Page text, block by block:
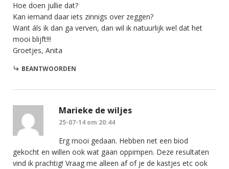
Hoe doen jullie dat?
Kan iemand daar iets zinnigs over zeggen?
Want áls ik dan ga verven, dan wil ik natuurlijk wel dat het
mooi blijft!!!
Groetjes, Anita
BEANTWOORDEN
Marieke de wiljes
25-07-14 om 20:44
Erg mooi gedaan. Hebben net een biod
gekocht en willen ook wat gaan oppimpen. Deze resultaten
vind ik prachtig! Vraag me alleen af of je de kastjes etc ook